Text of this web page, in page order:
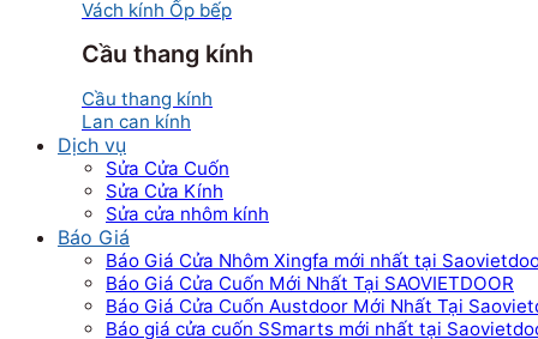
Vách kính Ốp bếp
Cầu thang kính
Cầu thang kính
Lan can kính
Dịch vụ
Sửa Cửa Cuốn
Sửa Cửa Kính
Sửa cửa nhôm kính
Báo Giá
Báo Giá Cửa Nhôm Xingfa mới nhất tại
Báo Giá Cửa Cuốn Mới Nhất Tại SAOVIETDOOR
Báo Giá Cửa Cuốn Austdoor Mới Nhất Tại
Báo giá cửa cuốn SSmarts mới nhất tại